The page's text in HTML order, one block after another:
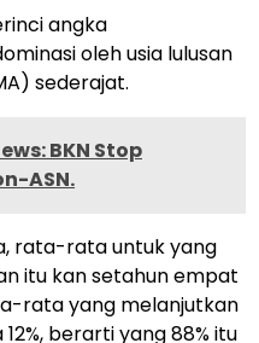
angka
oleh usia lulusan
sederajat.
BKN Stop
ASN.
rata-rata untuk yang
itu kan setahun empat
rata yang melanjutkan
berarti yang 88% itu